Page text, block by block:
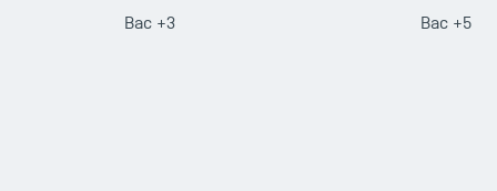
Bac +3 Bac +5